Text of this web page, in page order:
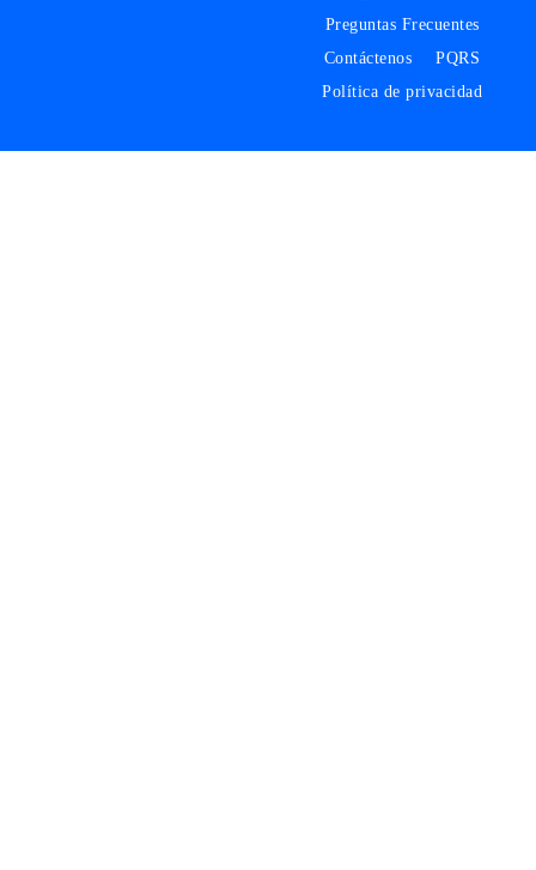
Preguntas Frecuentes
Contáctenos
PQRS
Política de privacidad